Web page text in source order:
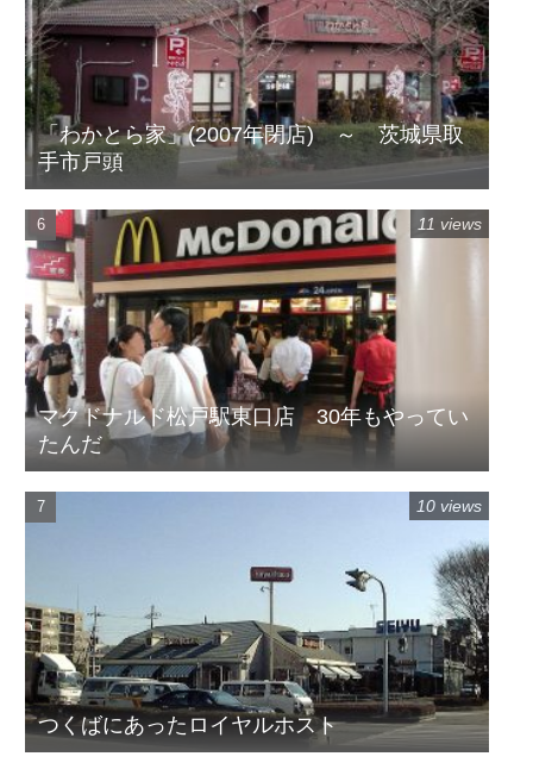
「わかとら家」(2007年閉店) ～ 茨城県取
手市戸頭
マクドナルド松戸駅東口店 30年もやってい
たんだ
11 views
つくばにあったロイヤルホスト
10 views